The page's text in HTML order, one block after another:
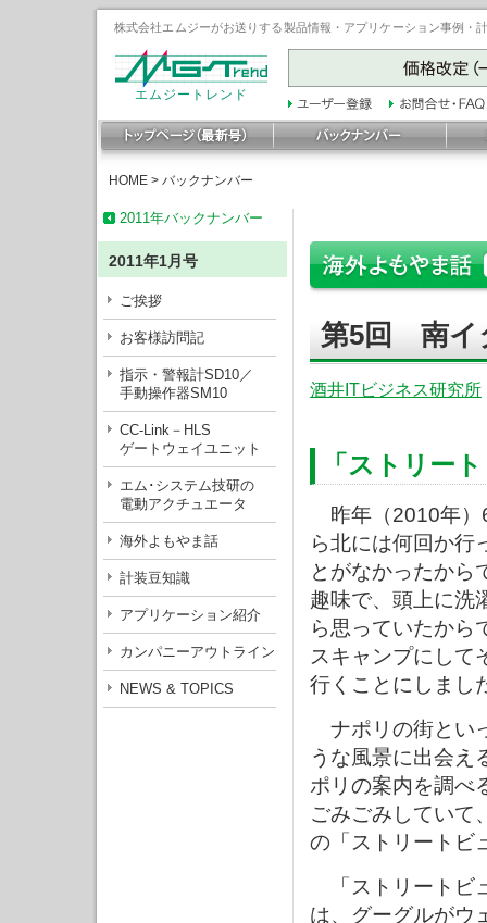
株式会社エムジーがお送りする製品情報・アプリケーション事例
エムジートレンド
HOME > バックナンバー
2011年バックナンバー
2011年1月号
ご挨拶
お客様訪問記
指示・警報計SD10／
手動操作器SM10
CC-Link－HLS
ゲートウェイユニット
エム･システム技研の
電動アクチュエータ
海外よもやま話
計装豆知識
アプリケーション紹介
カンパニーアウトライン
NEWS & TOPICS
第5回 南イ
酒井ITビジネス研究所
「ストリー
昨年（2010年）
ら北には何回か行
とがなかったから
趣味で、頭上に洗
ら思っていたから
スキャンプにして
行くことにしまし
ナポリの街とい
うな風景に出会え
ポリの案内を調べ
ごみごみしていて
の「ストリートビ
「ストリートビ
は、グーグルがウ